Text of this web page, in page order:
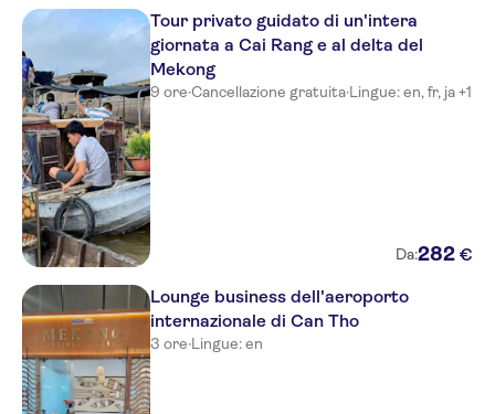
Tour privato guidato di un'intera
giornata a Cai Rang e al delta del
Mekong
9 ore·Cancellazione gratuita·Lingue: en, fr, ja +1
Da:282 €
Lounge business dell'aeroporto
internazionale di Can Tho
3 ore·Lingue: en